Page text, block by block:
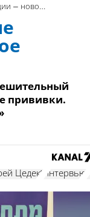
заражение?
прививки.
Цедек" интервью